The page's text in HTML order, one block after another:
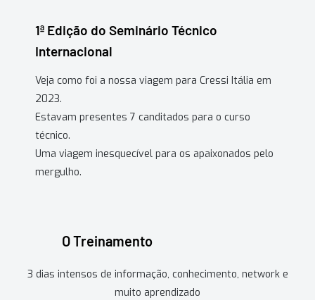
1ª Edição do Seminário Técnico
Internacional
Veja como foi a nossa viagem para Cressi Itália em
2023.
Estavam presentes 7 canditados para o curso
técnico.
Uma viagem inesquecível para os apaixonados pelo
mergulho.
O Treinamento
3 dias intensos de informação, conhecimento, network e
muito aprendizado